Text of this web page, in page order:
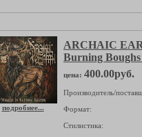
подробнее...
ARCHAIC
Burning
цена: 400.00руб.
Производитель/
Формат:
Стилистика: